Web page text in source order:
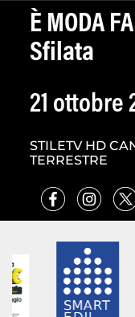
È MODA
Sfilata
21 ottobre
STILETV HD
TERRESTRE